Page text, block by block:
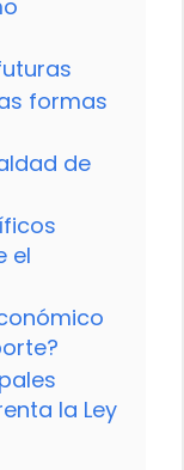
formas
de
el
la Ley